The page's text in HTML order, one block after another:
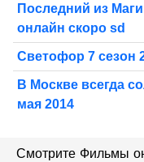
Последний из
онлайн скоро sd
Светофор 7 сезон
В Москве всегда
мая 2014
Смотрите Фильмы